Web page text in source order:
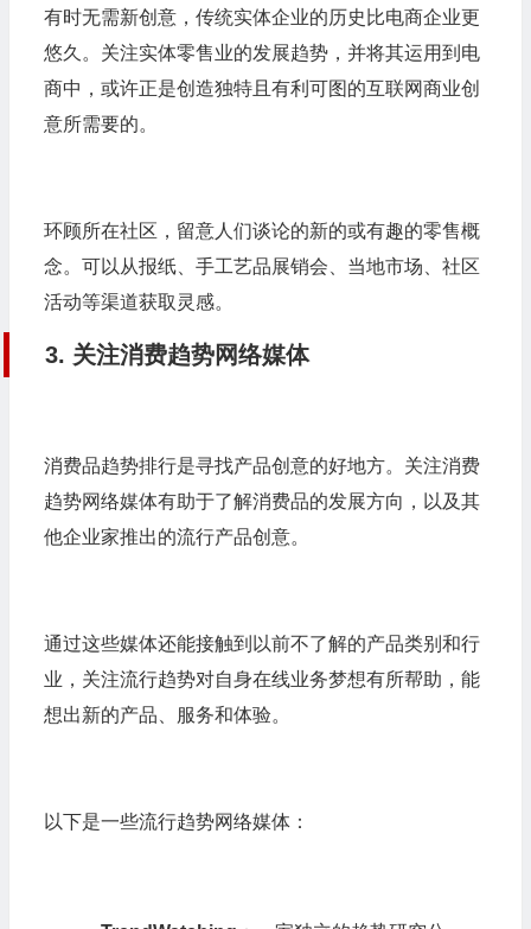
有时无需新创意，传统实体企业的历史比电商企业更
悠久。关注实体零售业的发展趋势，并将其运用到电
商中，或许正是创造独特且有利可图的互联网商业创
意所需要的。
环顾所在社区，留意人们谈论的新的或有趣的零售概
念。可以从报纸、手工艺品展销会、当地市场、社区
活动等渠道获取灵感。
3. 关注消费趋势网络媒体
消费品趋势排行是寻找产品创意的好地方。关注消费
趋势网络媒体有助于了解消费品的发展方向，以及其
他企业家推出的流行产品创意。
通过这些媒体还能接触到以前不了解的产品类别和行
业，关注流行趋势对自身在线业务梦想有所帮助，能
想出新的产品、服务和体验。
以下是一些流行趋势网络媒体：